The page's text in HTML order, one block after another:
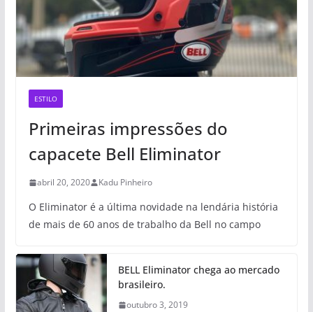
ESTILO
Primeiras impressões do
capacete Bell Eliminator
abril 20, 2020 Kadu Pinheiro
O Eliminator é a última novidade na lendária história
de mais de 60 anos de trabalho da Bell no campo
BELL Eliminator chega ao mercado
brasileiro.
outubro 3, 2019